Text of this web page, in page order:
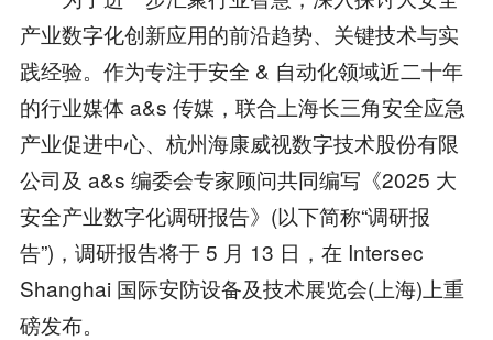
产业数字化创新应用的前沿趋势、关键技术与实
践经验。作为专注于安全 & 自动化领域近二十年
的行业媒体 a&s 传媒，联合上海长三角安全应急
产业促进中心、杭州海康威视数字技术股份有限
公司及 a&s 编委会专家顾问共同编写《2025 大
安全产业数字化调研报告》(以下简称“调研报
告”)，调研报告将于 5 月 13 日，在 Intersec
Shanghai 国际安防设备及技术展览会(上海)上重
磅发布。